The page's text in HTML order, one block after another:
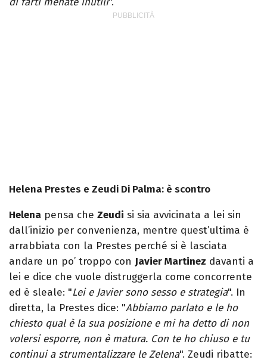
Helena Prestes e Zeudi Di Palma: è scontro
Helena pensa che Zeudi si sia avvicinata a lei sin
dall’inizio per convenienza, mentre quest’ultima è
arrabbiata con la Prestes perché si è lasciata
andare un po’ troppo con Javier Martinez davanti a
lei e dice che vuole distruggerla come concorrente
ed è sleale: "Lei e Javier sono sesso e strategia". In
diretta, la Prestes dice: "Abbiamo parlato e le ho
chiesto qual è la sua posizione e mi ha detto di non
volersi esporre, non è matura. Con te ho chiuso e tu
continui a strumentalizzare le Zelena". Zeudi ribatte: